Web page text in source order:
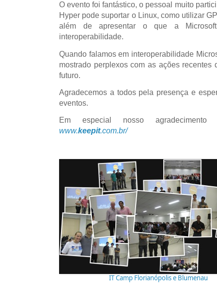
O evento foi fantástico, o pessoal muito
Hyper pode suportar o Linux, como utilizar
além de apresentar o que a
interoperabilidade.
Quando falamos em interoperabilidade
mostrado perplexos com as ações recentes
futuro.
Agradecemos a todos pela presença e
eventos.
Em especial nosso
www.keepit.com.br/
IT Camp Florianópolis e Blumenau